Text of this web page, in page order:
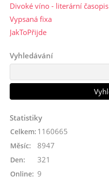
Divoké víno - literární časopis
Vypsaná fixa
JakToPřijde
Vyhledávání
Statistiky
Online: 9
Celkem: 1160665
Měsíc: 8947
Den: 321